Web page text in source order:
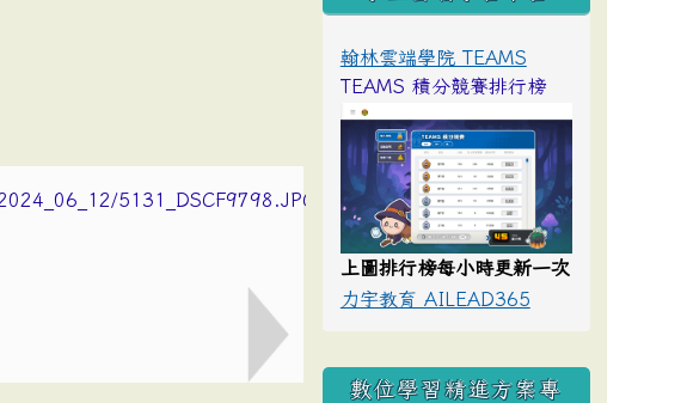
翰林雲端學院 TEAMS
TEAMS 積分競賽排行榜
上圖排行榜每小時更新一次
力宇教育 AILEAD365
數位學習精進方案專